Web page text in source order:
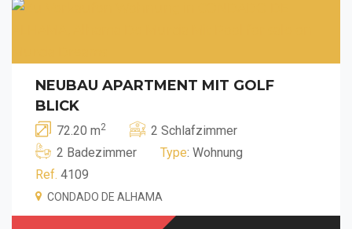
NEUBAU APARTMENT MIT GOLF
BLICK
72.20 m2
2 Schlafzimmer
2 Badezimmer
Type: Wohnung
Ref. 4109
CONDADO DE ALHAMA